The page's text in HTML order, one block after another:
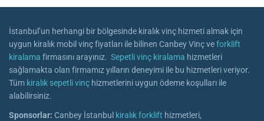
İstanbul’un herhangi bir bölgesinde kiralık vinç hizmeti almak için
uygun kiralık mobil vinç fiyatları ile bilinen Canbey Vinç veforklift
kiralama firmasını arayınız. Sepetli vinç kiralama hizmetleri
sağlamakta olan firmamız yılların deneyimi ile bu hizmetleri veriyor.
Tüm kiralık sepetli vinç hizmetlerini uygun ödeme koşulları ile
alabilirsiniz.
Sponsorlar: Canbey İstanbul kiralık forklift hizmetleri,